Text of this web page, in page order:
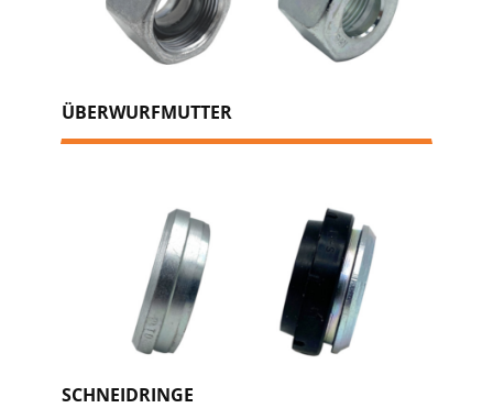
ÜBERWURFMUTTER
SCHNEIDRINGE